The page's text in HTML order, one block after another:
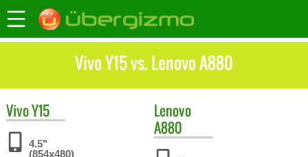
Vivo Y15 vs. Lenovo A880
VivoY15
4.5"
(854x480)
Lenovo
A880